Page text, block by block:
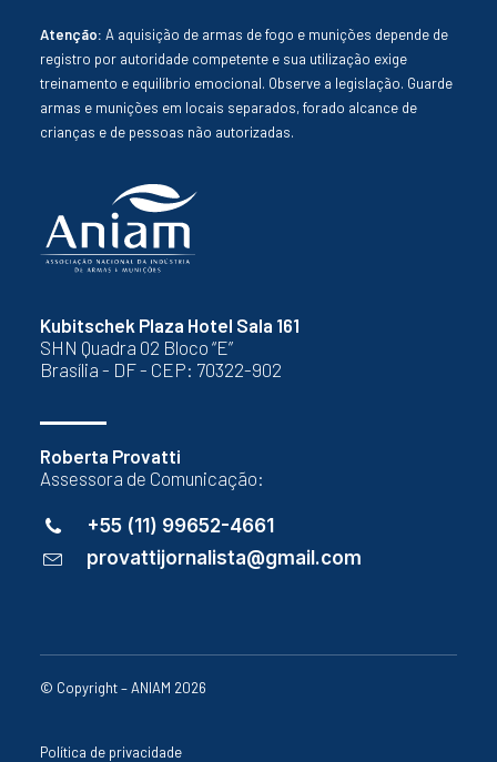
Kubitschek Plaza Hotel Sala 161
SHN Quadra 02 Bloco “E”
Brasília - DF - CEP: 70322-902
Roberta Provatti
Assessora de Comunicação:
+55 (11) 99652-4661
provattijornalista@gmail.com
Atenção: A aquisição de armas de fogo e munições depende de
registro por autoridade competente e sua utilização exige
treinamento e equilíbrio emocional. Observe a legislação. Guarde
armas e munições em locais separados, forado alcance de
crianças e de pessoas não autorizadas.
© Copyright – ANIAM 2026
Política de privacidade